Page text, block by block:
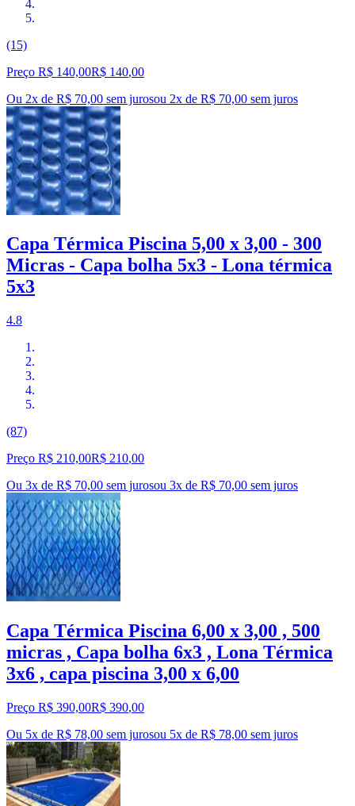
(15)
Preço R$ 140,00R$ 140,00
Ou 2x de R$ 70,00 sem jurosou 2x de R$ 70,00 sem juros
Capa Térmica Piscina 5,00 x 3,00 - 300
Micras - Capa bolha 5x3 - Lona térmica
5x3
4.8
(87)
Preço R$ 210,00R$ 210,00
Ou 3x de R$ 70,00 sem jurosou 3x de R$ 70,00 sem juros
Capa Térmica Piscina 6,00 x 3,00 , 500
micras , Capa bolha 6x3 , Lona Térmica
3x6 , capa piscina 3,00 x 6,00
Preço R$ 390,00R$ 390,00
Ou 5x de R$ 78,00 sem jurosou 5x de R$ 78,00 sem juros